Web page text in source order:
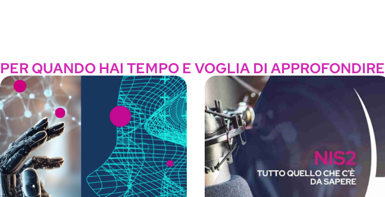
PER QUANDO HAI TEMPO E VOGLIA DI APPROFONDIRE